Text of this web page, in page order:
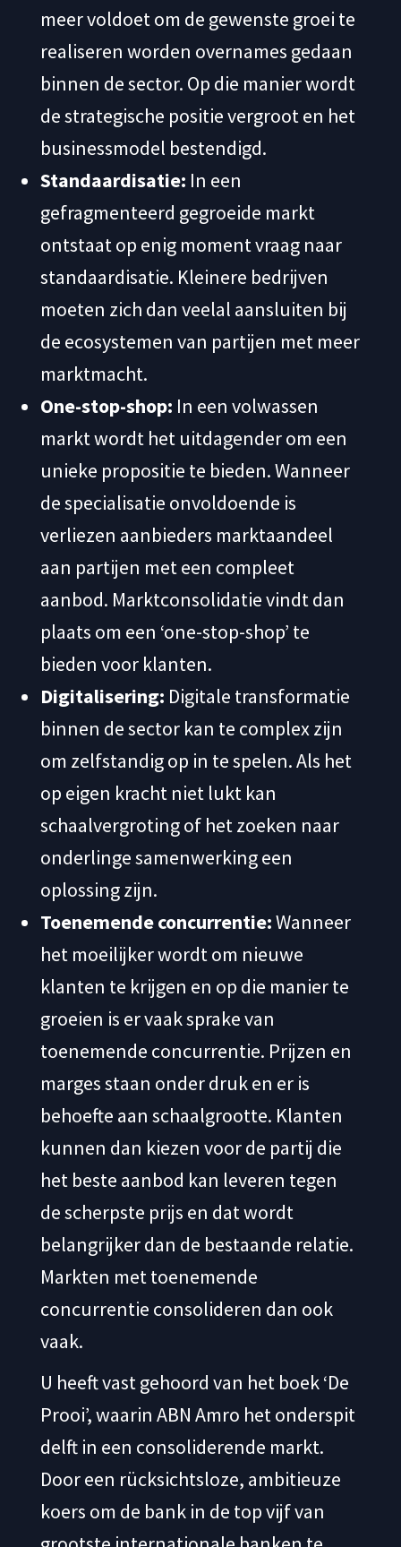
meer voldoet om de gewenste groei te
realiseren worden overnames gedaan
binnen de sector. Op die manier wordt
de strategische positie vergroot en het
businessmodel bestendigd.
Standaardisatie: In een
gefragmenteerd gegroeide markt
ontstaat op enig moment vraag naar
standaardisatie. Kleinere bedrijven
moeten zich dan veelal aansluiten bij
de ecosystemen van partijen met meer
marktmacht.
One-stop-shop: In een volwassen
markt wordt het uitdagender om een
unieke propositie te bieden. Wanneer
de specialisatie onvoldoende is
verliezen aanbieders marktaandeel
aan partijen met een compleet
aanbod. Marktconsolidatie vindt dan
plaats om een ‘one-stop-shop’ te
bieden voor klanten.
Digitalisering: Digitale transformatie
binnen de sector kan te complex zijn
om zelfstandig op in te spelen. Als het
op eigen kracht niet lukt kan
schaalvergroting of het zoeken naar
onderlinge samenwerking een
oplossing zijn.
Toenemende concurrentie:Wanneer
het moeilijker wordt om nieuwe
klanten te krijgen en op die manier te
groeien is er vaak sprake van
toenemende concurrentie. Prijzen en
marges staan onder druk en er is
behoefte aan schaalgrootte. Klanten
kunnen dan kiezen voor de partij die
het beste aanbod kan leveren tegen
de scherpste prijs en dat wordt
belangrijker dan de bestaande relatie.
Markten met toenemende
concurrentie consolideren dan ook
vaak.
U heeft vast gehoord van het boek ‘De
Prooi’, waarin ABN Amro het onderspit
delft in een consoliderende markt.
Door een rücksichtsloze, ambitieuze
koers om de bank in de top vijf van